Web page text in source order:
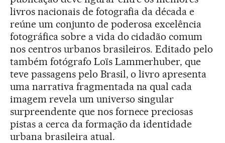
livros nacionais de fotografia da década e
reúne um conjunto de poderosa excelência
fotográfica sobre a vida do cidadão comum
nos centros urbanos brasileiros. Editado pelo
também fotógrafo Loïs Lammerhuber, que
teve passagens pelo Brasil, o livro apresenta
uma narrativa fragmentada na qual cada
imagem revela um universo singular
surpreendente que nos fornece preciosas
pistas a cerca da formação da identidade
urbana brasileira atual.